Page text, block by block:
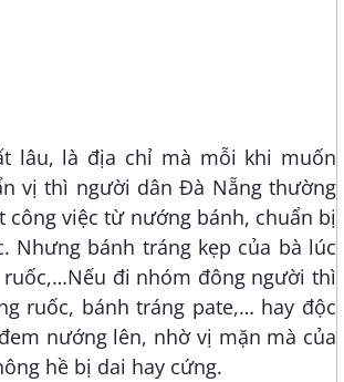
lâu, là địa chỉ mà mỗi khi muốn
vị thì người dân Đà Nẵng thường
việc từ nướng bánh, chuẩn bị
Nhưng bánh tráng kẹp của bà lúc
đi nhóm đông người thì
ruốc, bánh tráng pate,… hay độc
nướng lên, nhờ vị mặn mà của
hề bị dai hay cứng.